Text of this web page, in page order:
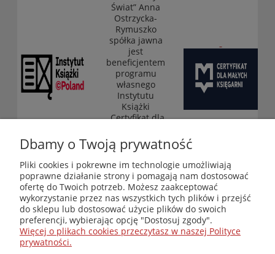
Świat” Anna
Ostrzycka-
Rymuszko
spółka jawna
jest
beneficjentem
programu
własnego
Instytutu
Książki
„Certyfikat dla
księgarni”
(edycja 2025-
2026)
Księgarnia-Galeria "Nieznany Świat" - internetowy sklep
ezoteryczny online
Zapraszamy również do odwiedzenia naszej księgarni
stacjonarnej przy ul. Kredytowej 2 w Warszawie
Dbamy o Twoją prywatność
Pliki cookies i pokrewne im technologie umożliwiają
poprawne działanie strony i pomagają nam dostosować
ofertę do Twoich potrzeb. Możesz zaakceptować
wykorzystanie przez nas wszystkich tych plików i przejść
do sklepu lub dostosować użycie plików do swoich
preferencji, wybierając opcję "Dostosuj zgody".
Więcej o plikach cookies przeczytasz w naszej Polityce
prywatności.